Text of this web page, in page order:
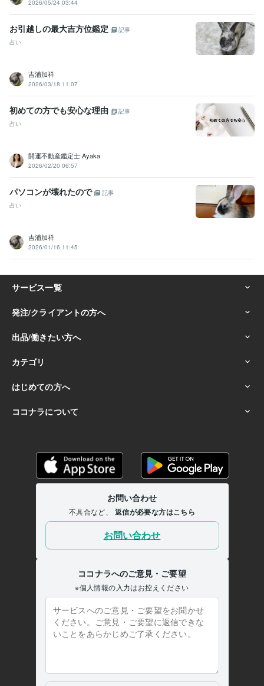
2026/05/24 03:44
お引越しの最大吉方位鑑定
記事
占い
吉浦加祥
2026/03/18 11:07
初めての方でも安心な理由
記事
占い
開運不動産鑑定士 Ayaka
2026/02/20 06:57
パソコンが壊れたので
記事
占い
吉浦加祥
2026/01/16 11:45